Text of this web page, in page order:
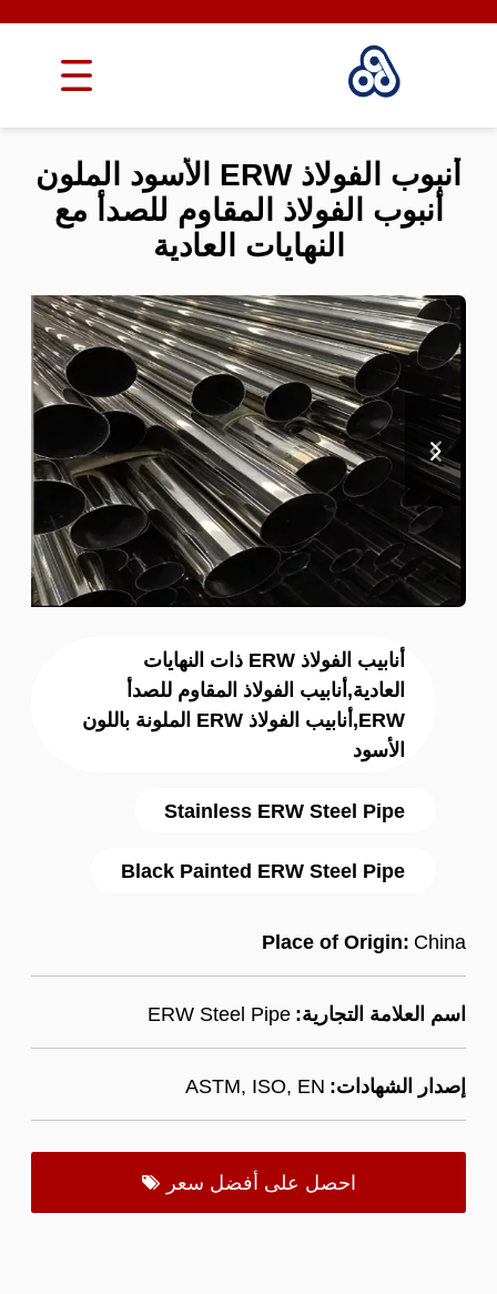
أنابيب الفولاذ ERW ذات النهايات
العادية,أنابيب الفولاذ المقاوم للصدأ
ERW,أنابيب الفولاذ ERW الملونة باللون
الأسود
Stainless ERW Steel Pipe
Black Painted ERW Steel Pipe
Place of Origin: China
اسم العلامة التجارية: ERW Steel Pipe
إصدار الشهادات: ASTM, ISO, EN
احصل على أفضل سعر
أنبوب الفولاذ ERW الأسود الملون
أنبوب الفولاذ المقاوم للصدأ مع
النهايات العادية